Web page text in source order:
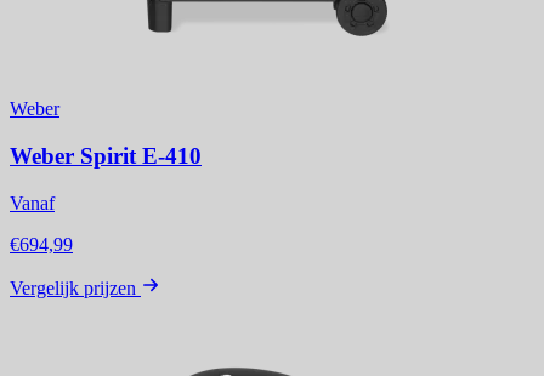
Weber
Weber Spirit E-410
Vanaf
€694,99
Vergelijk prijzen